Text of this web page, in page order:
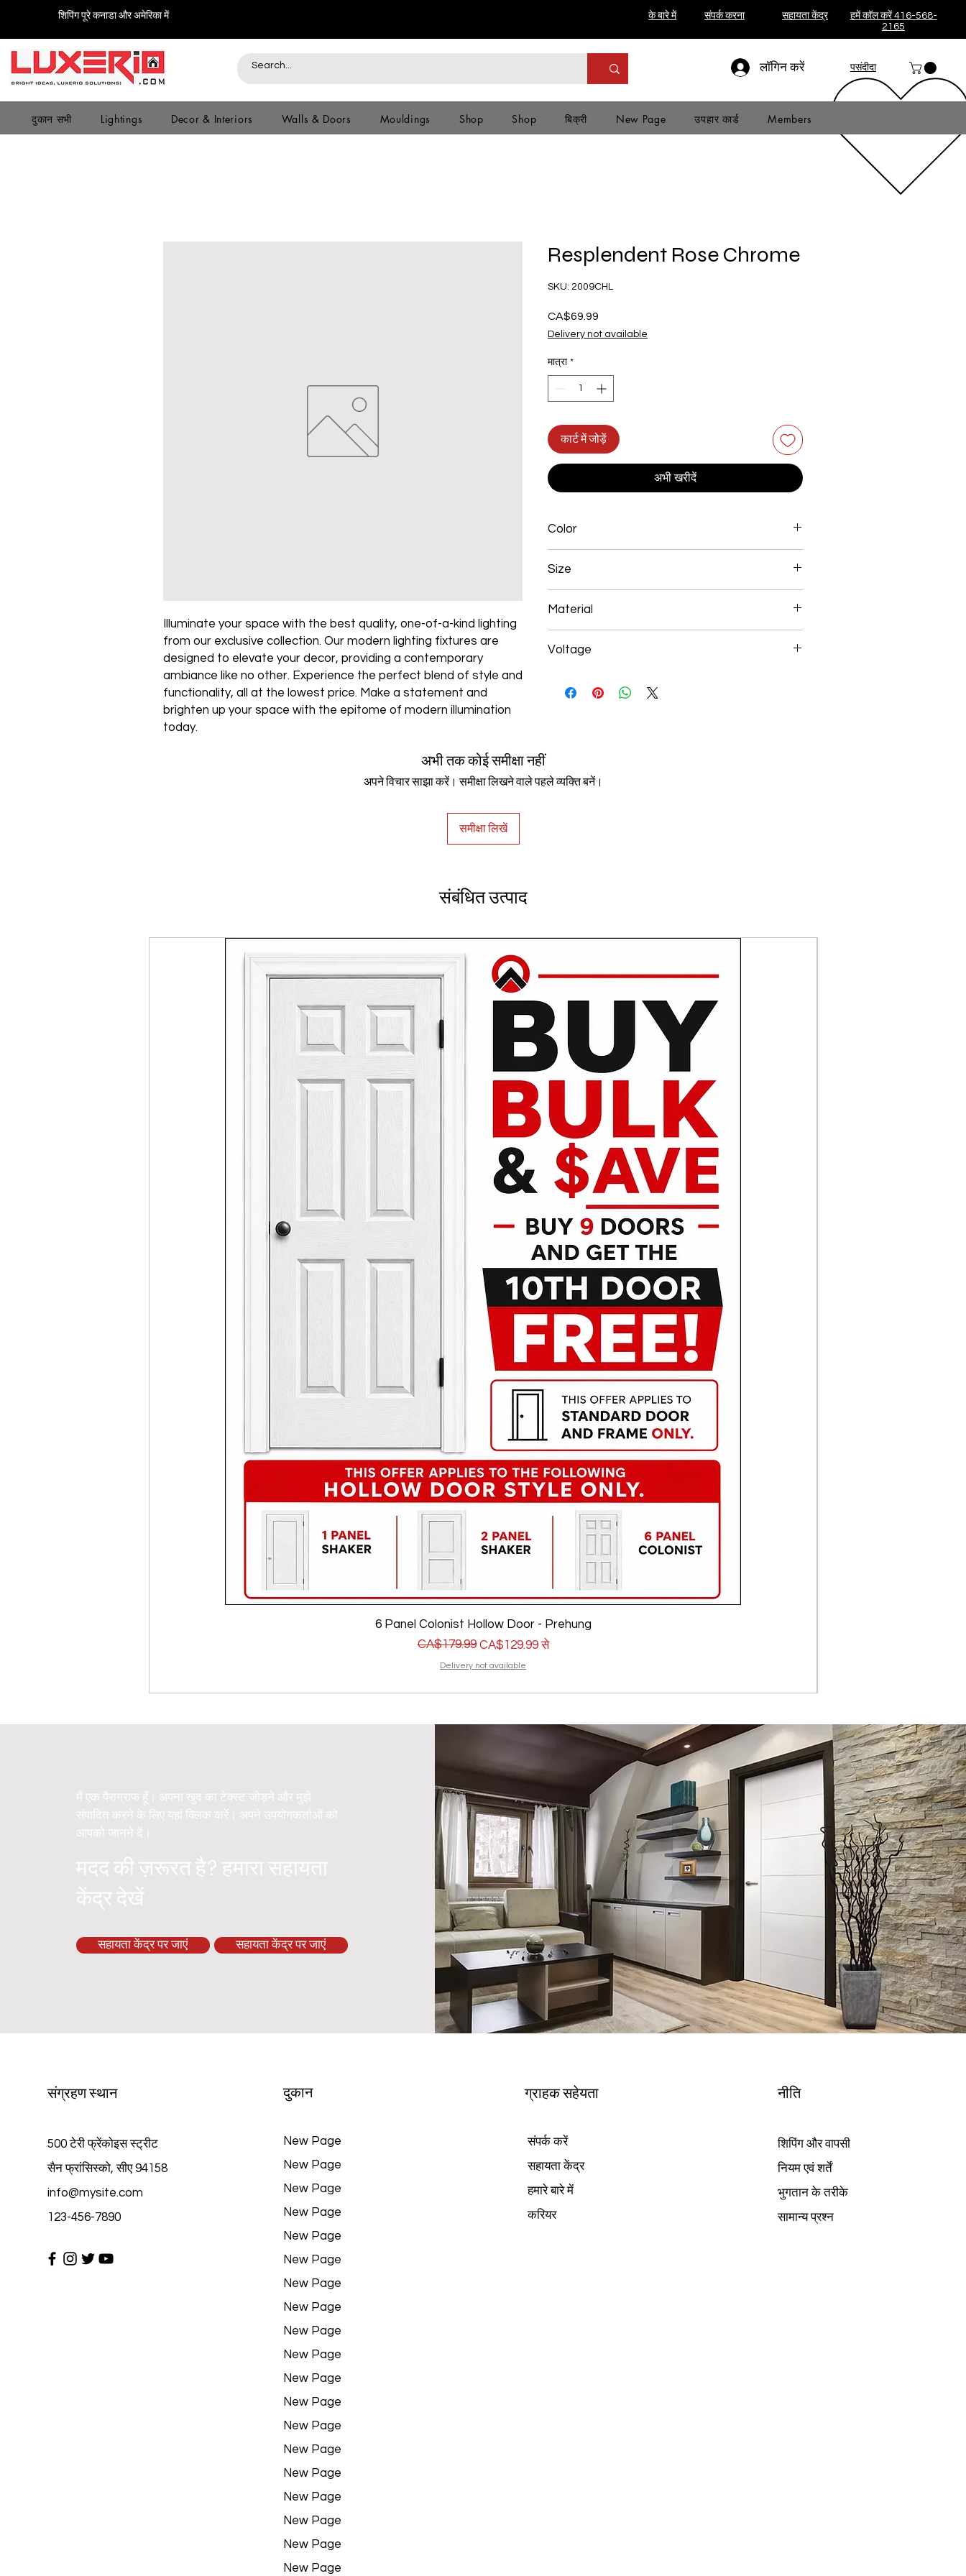
शिपिंग पूरे कनाडा और अमेरिका में के बारे में संपर्क करना सहायता केंद्र
हमें कॉल करें 416-568-
2165
लॉगिन करें पसंदीदा
दुकान सभी Lightings Decor & Interiors Walls & Doors Mouldings Shop Shop बिक्री New Page उपहार कार्ड Members
Illuminate your space with the best quality, one-of-a-kind lighting
from our exclusive collection. Our modern lighting fixtures are
designed to elevate your decor, providing a contemporary
ambiance like no other. Experience the perfect blend of style and
functionality, all at the lowest price. Make a statement and
brighten up your space with the epitome of modern illumination
today.
Resplendent Rose Chrome
SKU: 2009CHL
CA$69.99
Delivery not available
मात्रा *
कार्ट में जोड़ें
अभी खरीदें
Color
Size
Material
Voltage
अभी तक कोई समीक्षा नहीं
अपने विचार साझा करें। समीक्षा लिखने वाले पहले व्यक्ति बनें।
समीक्षा लिखें
संबंधित उत्पाद
6 Panel Colonist Hollow Door - Prehung
नियमित मूल्य
CA$179.99 CA$129.99से
बिक्री मूल्य
Delivery not available
मैं एक पैराग्राफ हूँ। अपना खुद का टेक्स्ट जोड़ने और मुझे
संपादित करने के लिए यहां क्लिक करें। अपने उपयोगकर्ताओं को
आपको जानने दें।
मदद की ज़रूरत है? हमारा सहायता
केंद्र देखें
सहायता केंद्र पर जाएं सहायता केंद्र पर जाएं
संग्रहण स्थान
500 टेरी फ्रेंकोइस स्ट्रीट
सैन फ्रांसिस्को, सीए 94158
info@mysite.com
123-456-7890
दुकान
New Page
New Page
New Page
New Page
New Page
New Page
New Page
New Page
New Page
New Page
New Page
New Page
New Page
New Page
New Page
New Page
New Page
New Page
New Page
ग्राहक सहेयता
संपर्क करें
सहायता केंद्र
हमारे बारे में
करियर
नीति
शिपिंग और वापसी
नियम एवं शर्तें
भुगतान के तरीके
सामान्य प्रश्न